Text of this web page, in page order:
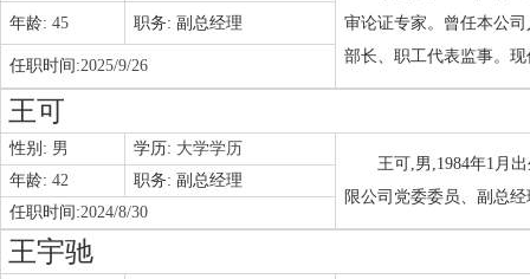
审论证专家。曾任本公
部长、职工代表监事。
年龄: 45 职务: 副总经理
任职时间:2025/9/26
王可
性别: 男 学历: 大学学历
王可,男,1984年1月
限公司党委委员、副总
年龄: 42 职务: 副总经理
任职时间:2024/8/30
王宇驰